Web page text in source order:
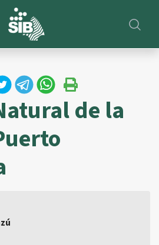
de la